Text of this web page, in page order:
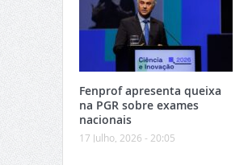
Fenprof apresenta queixa
na PGR sobre exames
nacionais
17 Julho, 2026 - 20:05